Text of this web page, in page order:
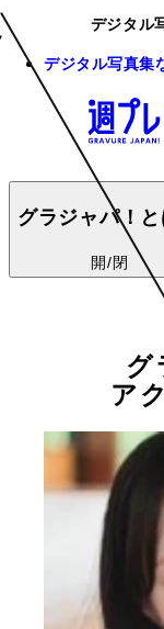
デジタル
デジタル写真集
グラジャパ！と
開/閉
グ
ア